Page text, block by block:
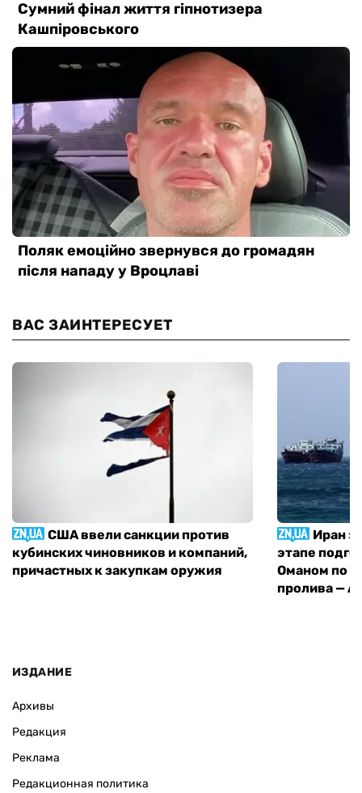
ВАС ЗАИНТЕРЕСУЕТ
США ввели санкции против
кубинских чиновников и компаний,
причастных к закупкам оружия
Иран
этапе
Оманом по
пролива —
ИЗДАНИЕ
Архивы
Редакция
Реклама
Редакционная политика